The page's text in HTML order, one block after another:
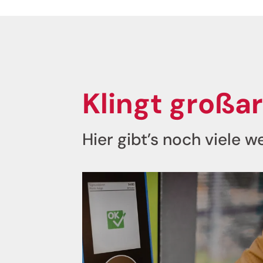
Klingt
Hier gibt’s noch viele